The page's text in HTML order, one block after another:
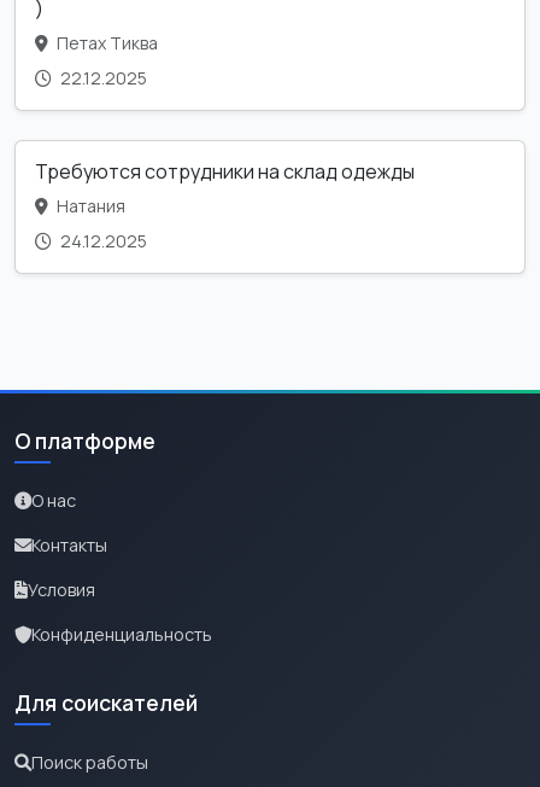
)
Петах Тиква
22.12.2025
Требуются сотрудники на склад одежды
Натания
24.12.2025
О платформе
О нас
Контакты
Условия
Конфиденциальность
Для соискателей
Поиск работы